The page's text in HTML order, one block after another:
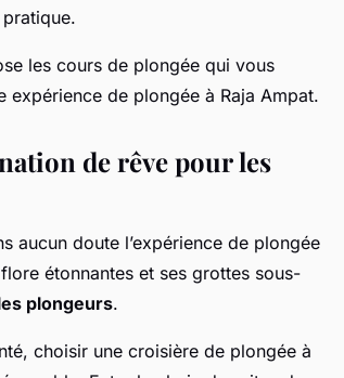
les cours de plongée qui vous
de plongée à Raja Ampat.
de rêve pour les
aucun doute l’expérience de plongée
étonnantes et ses grottes sous-
plongeurs.
choisir une croisière de plongée à